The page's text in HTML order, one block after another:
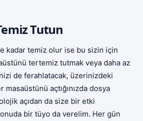
Tutun
kadar temiz olur ise bu sizin için
tertemiz tutmak veya daha az
de ferahlatacak, üzerinizdeki
masaüstünü açtığınızda dosya
açıdan da size bir etki
bir tüyo da verelim. Her gün